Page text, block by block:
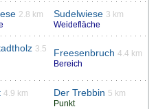
2.8 km
Sudelwiese 3 km
Weidefläche
3.5
Freesenbruch 4.4 km
Bereich
4.9 km
Der Trebbin 5 km
Punkt